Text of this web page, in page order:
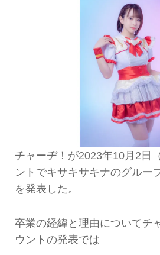
チャーヂ！が2023年10月2日
ントでキサキサキナのグルー
を発表した。
卒業の経緯と理由についてチ
ウントの発表では